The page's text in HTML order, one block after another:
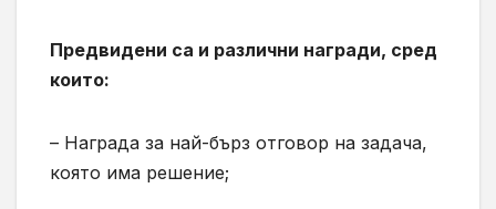
Предвидени са и различни награди, сред
които:
– Награда за най-бърз отговор на задача,
която има решение;